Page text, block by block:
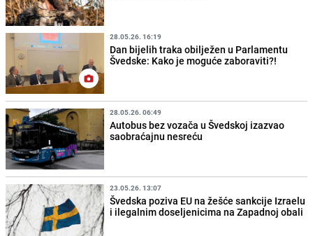
28.05.26. 16:19
Dan bijelih traka obilježen u Parlamentu
Švedske: Kako je moguće zaboraviti?!
28.05.26. 06:49
Autobus bez vozača u Švedskoj izazvao
saobraćajnu nesreću
23.05.26. 13:07
Švedska poziva EU na žešće sankcije Izraelu
i ilegalnim doseljenicima na Zapadnoj obali